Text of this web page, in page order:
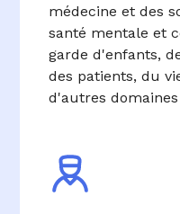
médecine et des
santé mentale et
garde d'enfants,
des patients, du
d'autres